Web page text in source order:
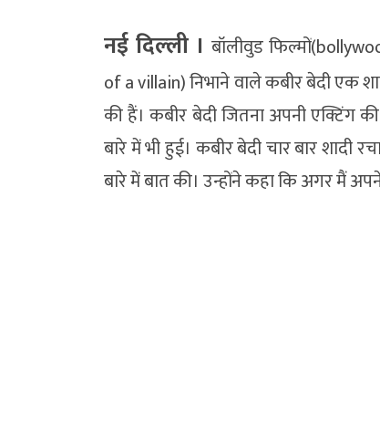
नई दिल्‍ली । बॉलीवुड
of a villain) निभाने वाले कबीर बेदी एक
की हैं। कबीर बेदी जितना अपनी एक्टिंग
बारे में भी हुई। कबीर बेदी चार बार
बारे में बात की। उन्होंने कहा कि अगर मैं